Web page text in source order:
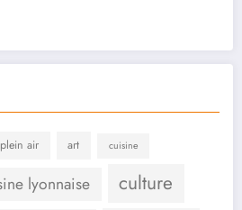
air art cuisine
lyonnaise culture